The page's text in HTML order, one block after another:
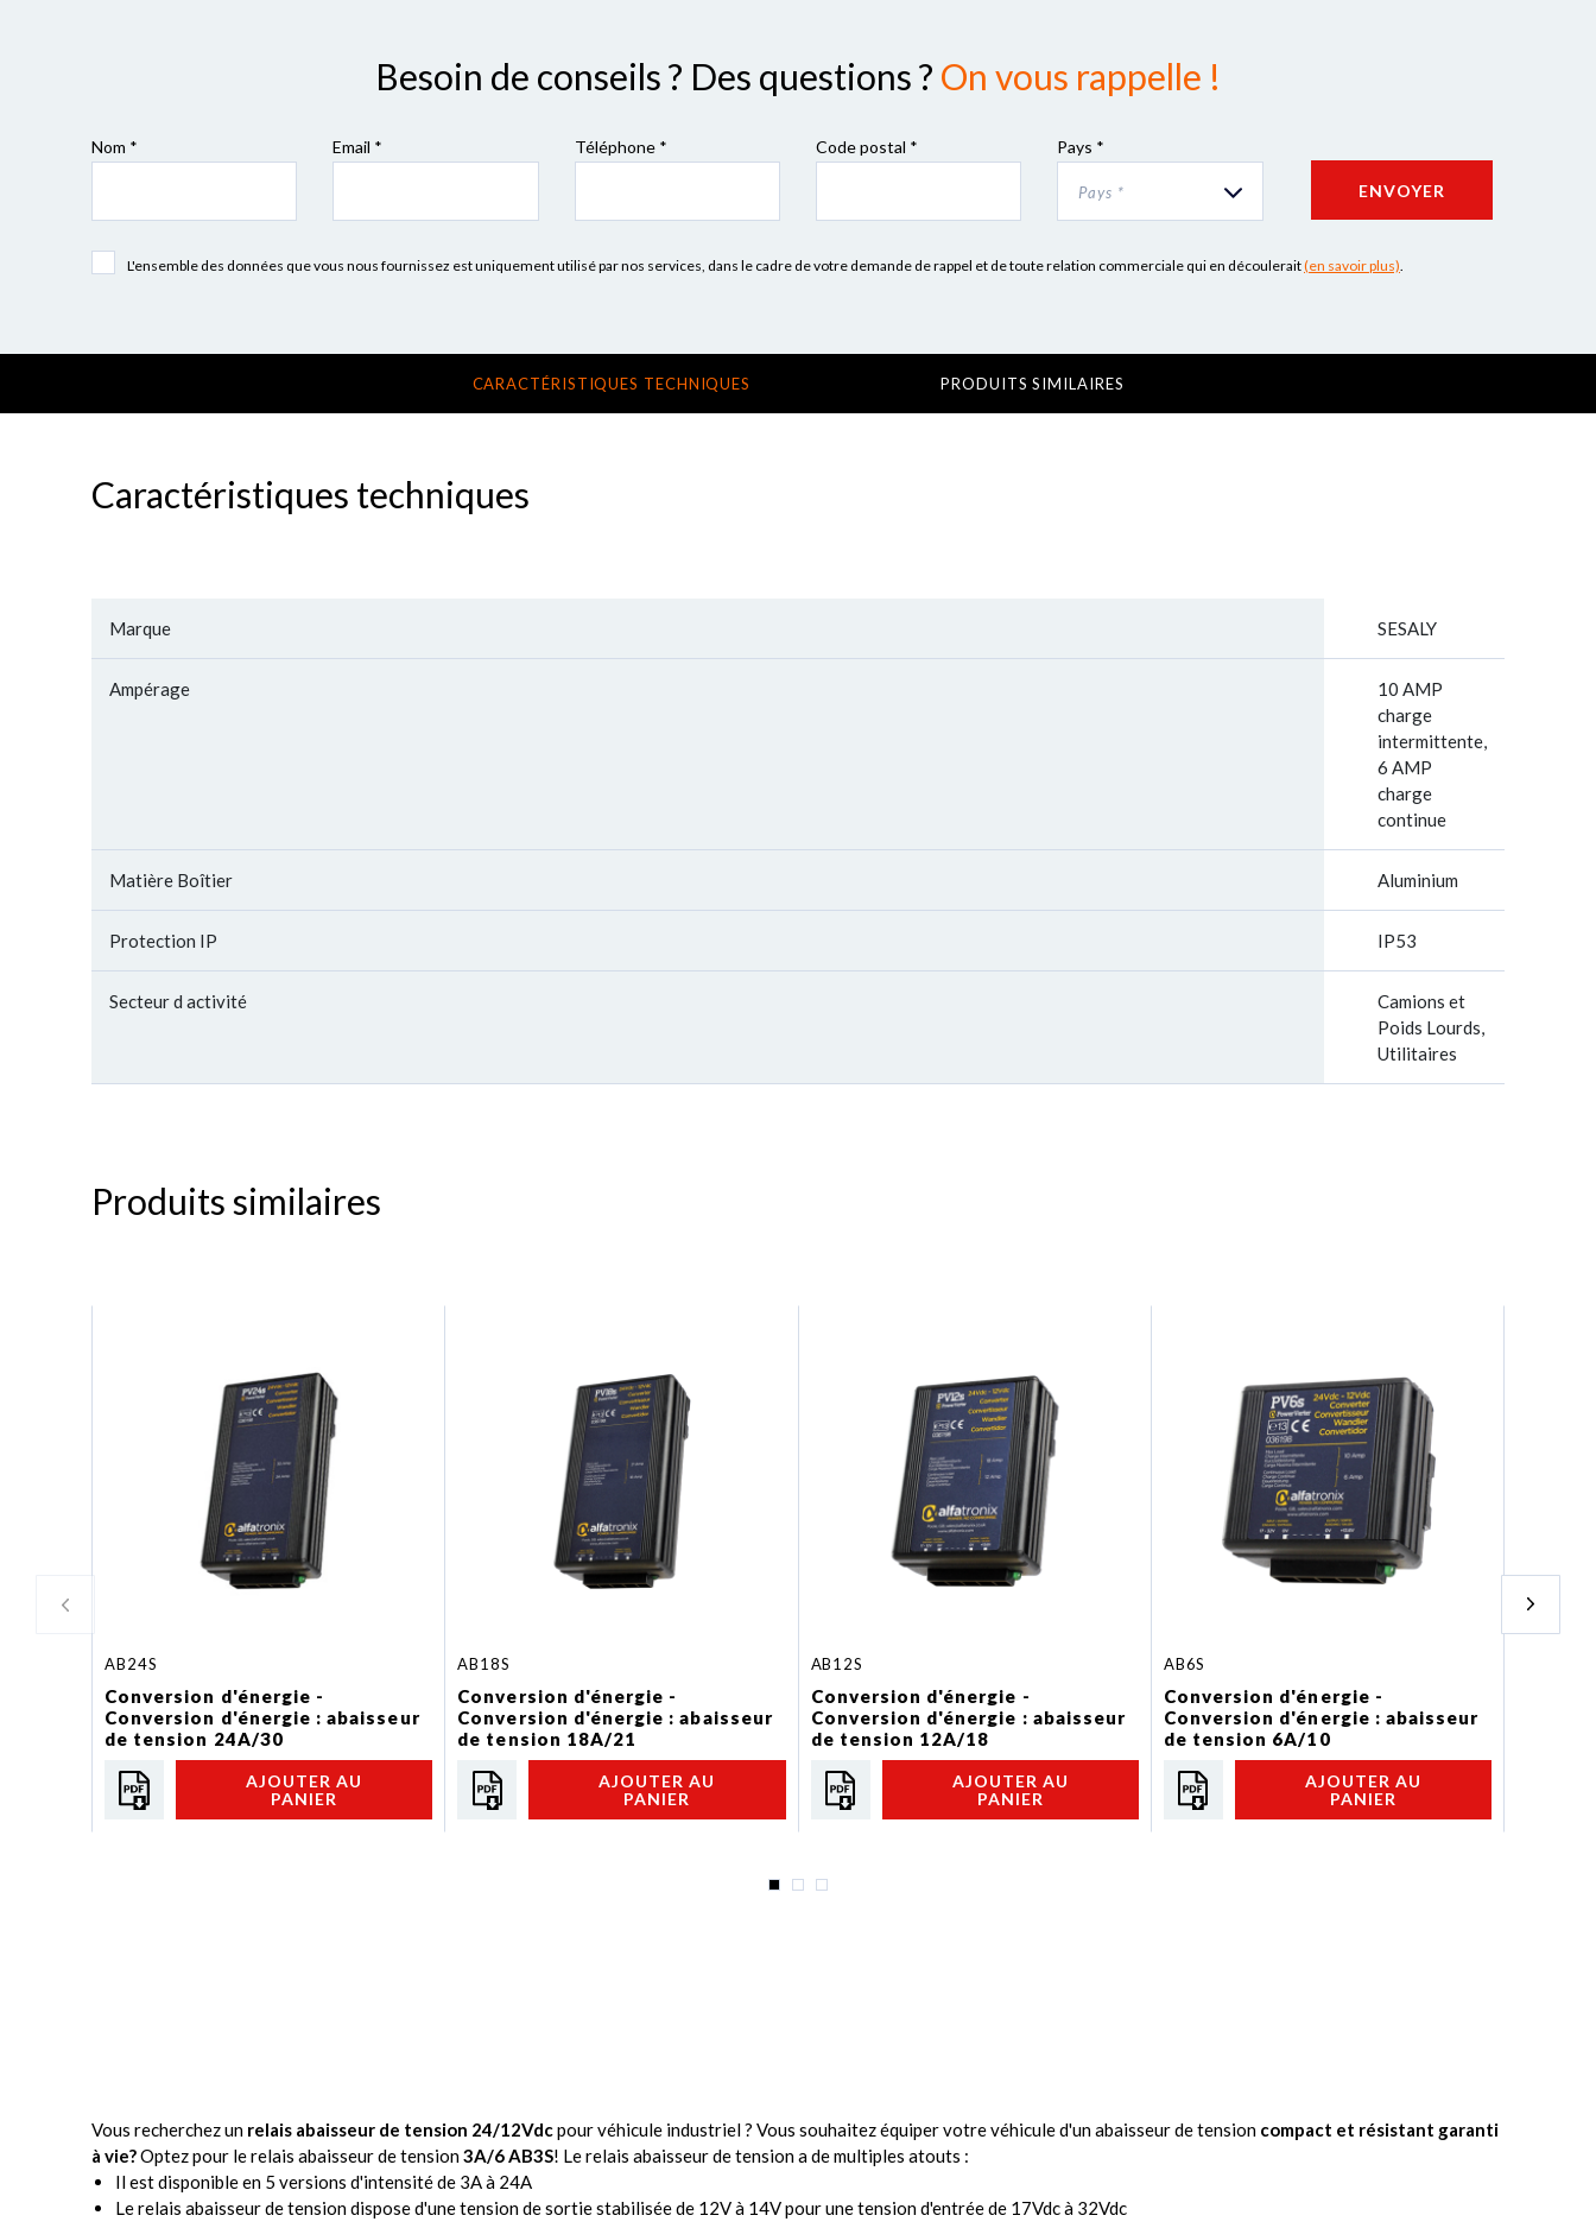
Besoin de conseils ? Des questions ? On vous rappelle !
Nom * Email * Téléphone * Code postal * Pays *
Pays * ENVOYER
L'ensemble des données que vous nous fournissez est uniquement utilisé par nos services, dans le cadre de votre demande de rappel et de toute relation commerciale qui en découlerait(en savoir plus).
CARACTÉRISTIQUES TECHNIQUES PRODUITS SIMILAIRES
Caractéristiques techniques
Marque SESALY
Ampérage
10 AMP
charge
intermittente,
6 AMP
charge
continue
Matière Boîtier Aluminium
Protection IP IP53
Secteur d activité
Camions et
Poids Lourds,
Utilitaires
Produits similaires
AB24S
Conversion d'énergie -
Conversion d'énergie : abaisseur
de tension 24A/30
AJOUTER AU
PANIER
AB18S
Conversion d'énergie -
Conversion d'énergie : abaisseur
de tension 18A/21
AJOUTER AU
PANIER
AB12S
Conversion d'énergie -
Conversion d'énergie : abaisseur
de tension 12A/18
AJOUTER AU
PANIER
AB6S
Conversion d'énergie -
Conversion d'énergie : abaisseur
de tension 6A/10
AJOUTER AU
PANIER
Vous recherchez un relais abaisseur de tension 24/12Vdcpour véhicule industriel ? Vous souhaitez équiper votre véhicule d'un abaisseur de tension compact et résistant garanti
à vie?Optez pour le relais abaisseur de tension3A/6 AB3S! Le relais abaisseur de tension a de multiples atouts :
Il est disponible en 5 versions d'intensité de 3A à 24A
Le relais abaisseur de tension dispose d'une tension de sortie stabilisée de 12V à 14V pour une tension d'entrée de 17Vdc à 32Vdc